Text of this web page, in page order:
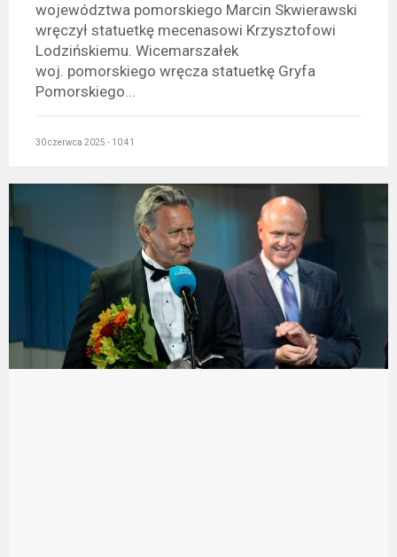
województwa pomorskiego Marcin Skwierawski
wręczył statuetkę mecenasowi Krzysztofowi
Lodzińskiemu. Wicemarszałek
woj. pomorskiego wręcza statuetkę Gryfa
Pomorskiego...
30 czerwca 2025 - 10:41